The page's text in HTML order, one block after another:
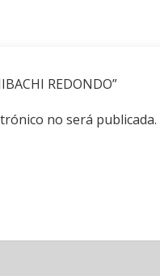
REDONDO”
no será publicada.